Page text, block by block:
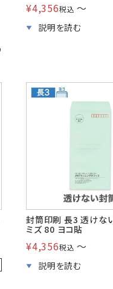
¥4,356税込 〜
封筒印刷 長3 透けな
ミズ 80 ヨコ貼
¥4,356税込 〜